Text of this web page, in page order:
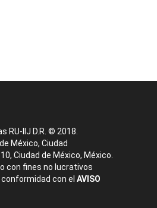
RU-IIJ D.R. © 2018.
México, Ciudad
Ciudad de México, México.
con fines no lucrativos
con el AVISO